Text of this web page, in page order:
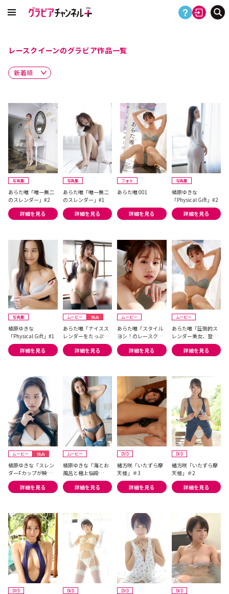
レースクイーンのグラビア作品一覧
写真集
あらた唯「唯一無二
のスレンダー」#2
詳細を見る
写真集
あらた唯「唯一無二
のスレンダー」#1
詳細を見る
フォト
あらた唯 001
詳細を見る
写真集
植原ゆきな
「Physical Gift」#2
詳細を見る
写真集
植原ゆきな
「Physical Gift」#1
詳細を見る
ムービー 独占
あらた唯「ナイスス
レンダーをたっぷり
お届け！」
詳細を見る
ムービー
あらた唯「スタイル
ヨシ！のレースクイ
ーンが...」
詳細を見る
ムービー
あらた唯「圧倒的ス
レンダー美女、登
場！」
詳細を見る
ムービー 独占
植原ゆきな「スレン
ダーFカップが映える
10のシチュエーショ
ン！」詳細を見る
ムービー
植原ゆきな「海とお
風呂と極上悩殺
BODY」
詳細を見る
DVD
緒方咲「いたずら摩
天楼」＃3
詳細を見る
DVD
緒方咲「いたずら摩
天楼」＃2
詳細を見る
DVD DVD DVD DVD